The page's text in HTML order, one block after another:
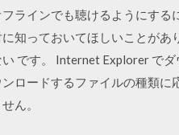
ラインでも聴けるようにす
知っておいてほしいことがあ
です。 Internet Explorer で
ロードするファイルの種類
ん。